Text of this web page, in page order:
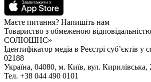
Маєте питання? Напишіть нам
Товариство з обмеженою
СОЛЮШНС»
Ідентифікатор медіа в Реєстрі суб’єктів у
02188
Україна, 04080, м. Київ, вул. Кирилівська,
Тел. +38 044 490 0101